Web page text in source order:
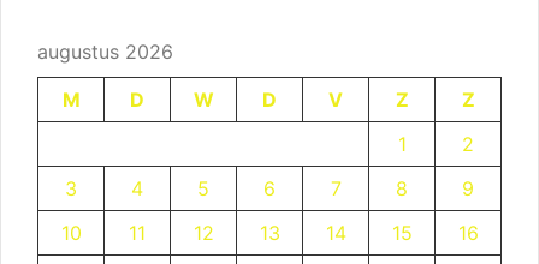
augustus 2026
M
D W D V Z
Z
1
2
3
4 5 6 7 8
9
10
11 12 13 14 15
16